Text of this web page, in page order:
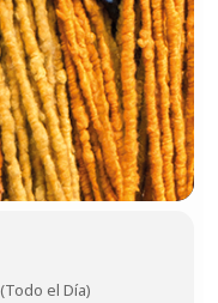
(Todo el Día)